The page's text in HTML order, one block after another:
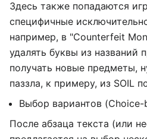
Здесь также попадаются
специфичные
например, в "Counterfeit
удалять буквы из названий
получать новые предметы,
паззла, к примеру, из SOIL
Выбор вариантов (Choice-
После абзаца текста (или